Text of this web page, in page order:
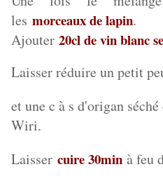
les morceaux de lapin.
Ajouter 20cl de vin blanc
Laisser réduire un petit
et une c à s d'origan
Wiri.
Laisser cuire 30min à feu